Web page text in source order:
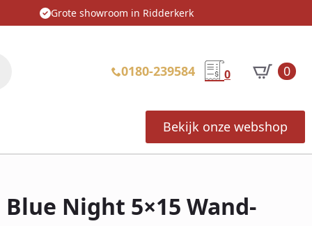
Grote showroom in Ridderkerk
0180-239584 0 0
Bekijk onze webshop
Night 5×15 Wand-